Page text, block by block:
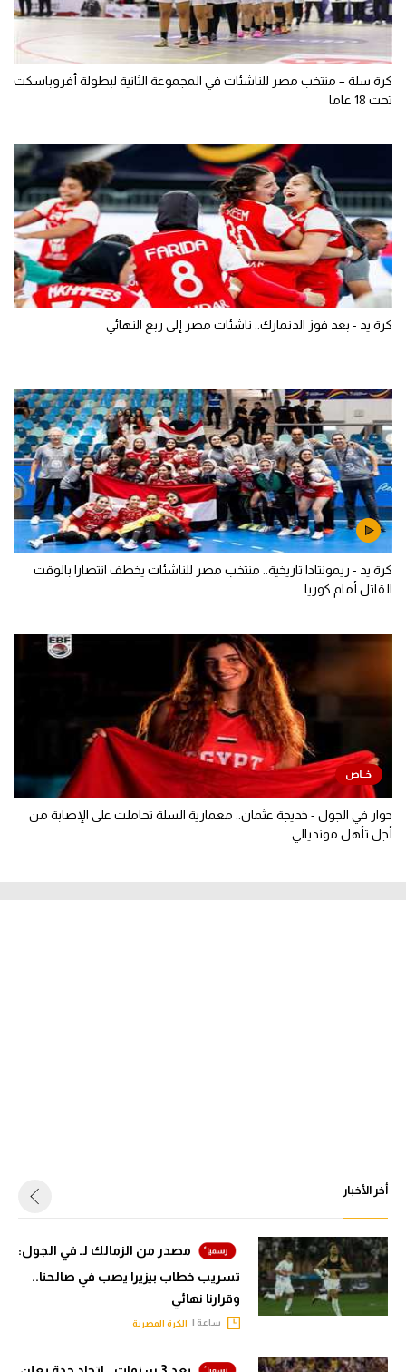
كرة سلة – منتخب مصر للناشئات في المجموعة الثانية لبطولة أفروباسكت
تحت 18 عاما
كرة يد - بعد فوز الدنمارك.. ناشئات مصر إلى ربع النهائي
كرة يد - ريمونتادا تاريخية.. منتخب مصر للناشئات يخطف انتصارا بالوقت
القاتل أمام كوريا
حوار في الجول - خديجة عثمان.. معمارية السلة تحاملت على الإصابة من
أجل تأهل مونديالي
أخر الأخبار
مصدر من الزمالك لـ في الجول:
تسريب خطاب بيزيرا يصب في صالحنا..
وقرارنا نهائي
ساعة | الكرة المصرية